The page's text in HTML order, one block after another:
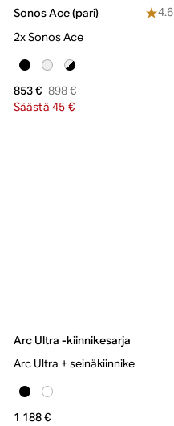
Sonos Ace (pari)
4.6
2x Sonos Ace
853 € 898 €
Säästä 45 €
Arc Ultra -kiinnikesarja
Arc Ultra + seinäkiinnike
1 188 €